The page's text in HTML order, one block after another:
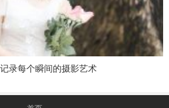
录每个瞬间的摄影艺术